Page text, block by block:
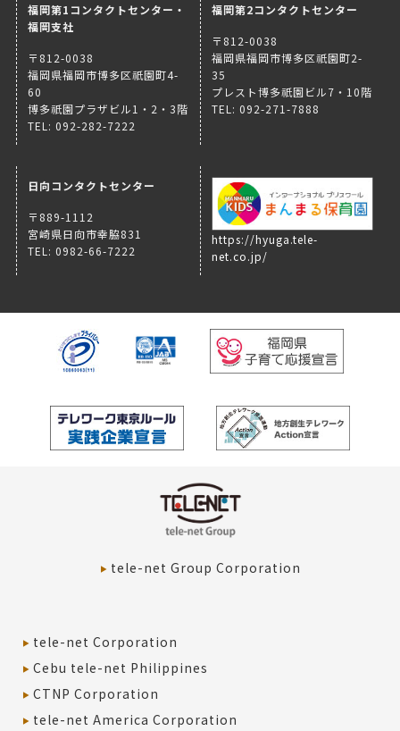
福岡第1コンタクトセンター・
福岡支社
〒812-0038
福岡県福岡市博多区祇園町4-
60
博多祇園プラザビル1・2・3階
TEL: 092-282-7222
福岡第2コンタクトセンター
〒812-0038
福岡県福岡市博多区祇園町2-
35
プレスト博多祇園ビル7・10階
TEL: 092-271-7888
日向コンタクトセンター
〒889-1112
宮崎県日向市幸脇831
TEL: 0982-66-7222
https://hyuga.tele-
net.co.jp/
tele-net Group Corporation
tele-net Corporation
Cebu tele-net Philippines
CTNP Corporation
tele-net America Corporation